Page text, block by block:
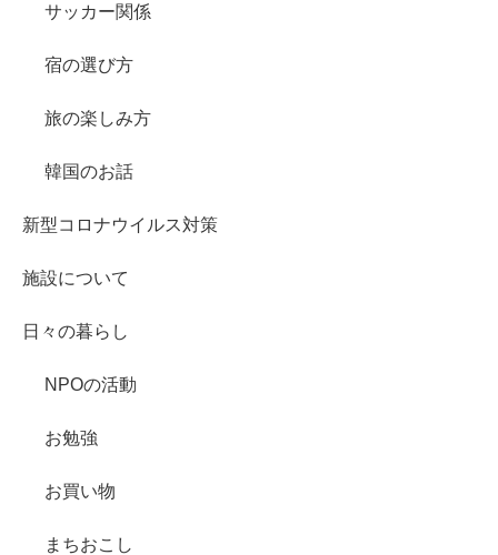
サッカー関係
宿の選び方
旅の楽しみ方
韓国のお話
新型コロナウイルス対策
施設について
日々の暮らし
NPOの活動
お勉強
お買い物
まちおこし